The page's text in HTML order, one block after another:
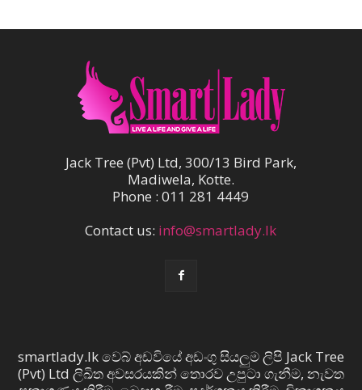
Jack Tree (Pvt) Ltd, 300/13 Bird Park,
Madiwela, Kotte.
Phone : 011 281 4449
Contact us: info@smartlady.lk
smartlady.lk වෙබ් අඩවියේ අඩංගු සියලුම ලිපි Jack Tree
(Pvt) Ltd ලිඛිත අවසරයකින් තොරව උපුටා ගැනීම, නැවත